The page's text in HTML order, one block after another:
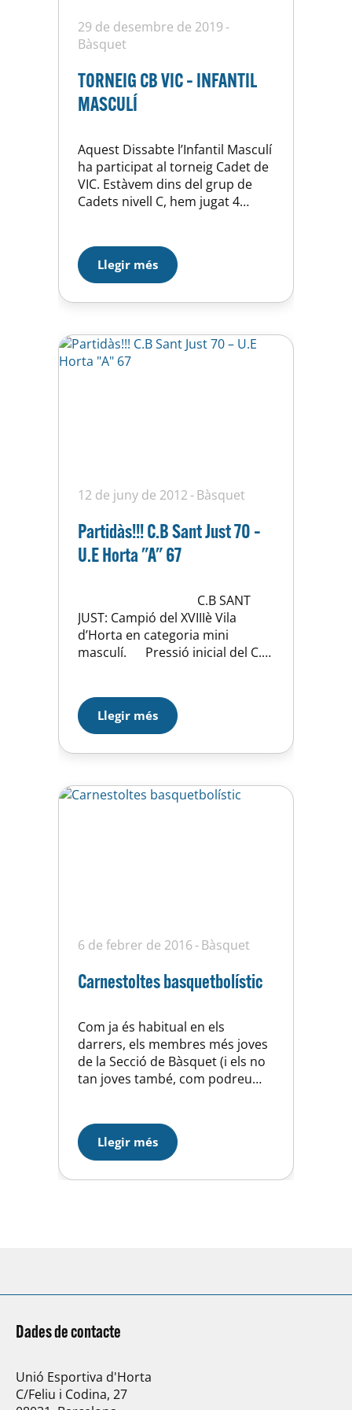
29 de desembre de 2019
Bàsquet
TORNEIG CB VIC – INFANTIL
MASCULÍ
Aquest Dissabte l’Infantil Masculí
ha participat al torneig Cadet de
VIC. Estàvem dins del grup de
Cadets nivell C, hem jugat 4
Horta, 28-52, un partit que tot i
jugar contra un equip físicament
superior, la qualitat dels nostres
jugador ens ha…
Llegir més
12 de juny de 2012 Bàsquet
Partidàs!!! C.B Sant Just 70 –
U.E Horta "A" 67
C.B SANT
JUST: Campió del XVIIIè Vila
d’Horta en categoria mini
masculí. Pressió inicial del C.B
fort pressionant a tota la pista
als jugadors de l’U.E Horta i aixó,
unit amb…
Llegir més
6 de febrer de 2016 Bàsquet
Carnestoltes basquetbolístic
Com ja és habitual en els
darrers, els membres més joves
de la Secció de Bàsquet (i els no
tan joves també, com podreu
pista. Disfresses molt originals i
divertides es van veure al pavelló
i tothom va gaudir d’allò més.
Gaudiu amb les…
Llegir més
Dades de contacte
Unió Esportiva d'Horta
C/Feliu i Codina, 27